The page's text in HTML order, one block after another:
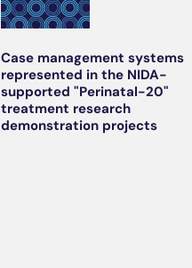
Case management systems
represented in the NIDA-
supported "Perinatal-20"
treatment research
demonstration projects